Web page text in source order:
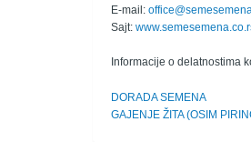
E-mail:
Sajt:
Informacije o delatnostima
DORADA SEMENA
GAJENJE ŽITA (OSIM